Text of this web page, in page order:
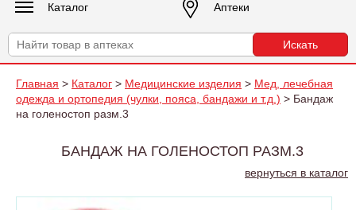
Каталог Аптеки
Главная > Каталог > Медицинские изделия > Мед, лечебная
одежда и ортопедия (чулки, пояса, бандажи и т.д.) > Бандаж
на голеностоп разм.3
БАНДАЖ НА ГОЛЕНОСТОП РАЗМ.3
вернуться в каталог